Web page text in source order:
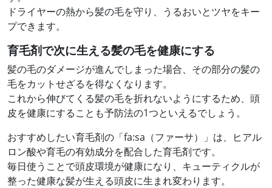
ドライヤーの熱から髪の毛を守り、うるおいとツヤをキー
プできます。
育毛剤で次に生える髪の毛を健康にする
髪の毛のダメージが進んでしまった場合、その部分の髪の
毛をカットせざるを得なくなります。
これから伸びてくる髪の毛を折れないようにするため、頭
皮を健康にすることも予防法の1つといえるでしょう。
おすすめしたい育毛剤の「fa:sa（ファーサ）」は、ヒアル
ロン酸や育毛の有効成分を配合した育毛剤です。
毎日使うことで頭皮環境が健康になり、キューティクルが
整った健康な髪が生える頭皮に生まれ変わります。